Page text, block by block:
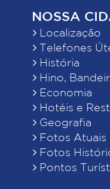
NOSSA
Localização
Telefones
História
Hino,
Economia
Hotéis e
Geografia
Fotos Atuais
Fotos
Pontos